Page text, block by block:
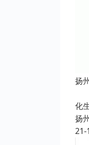
扬
化
扬
21-